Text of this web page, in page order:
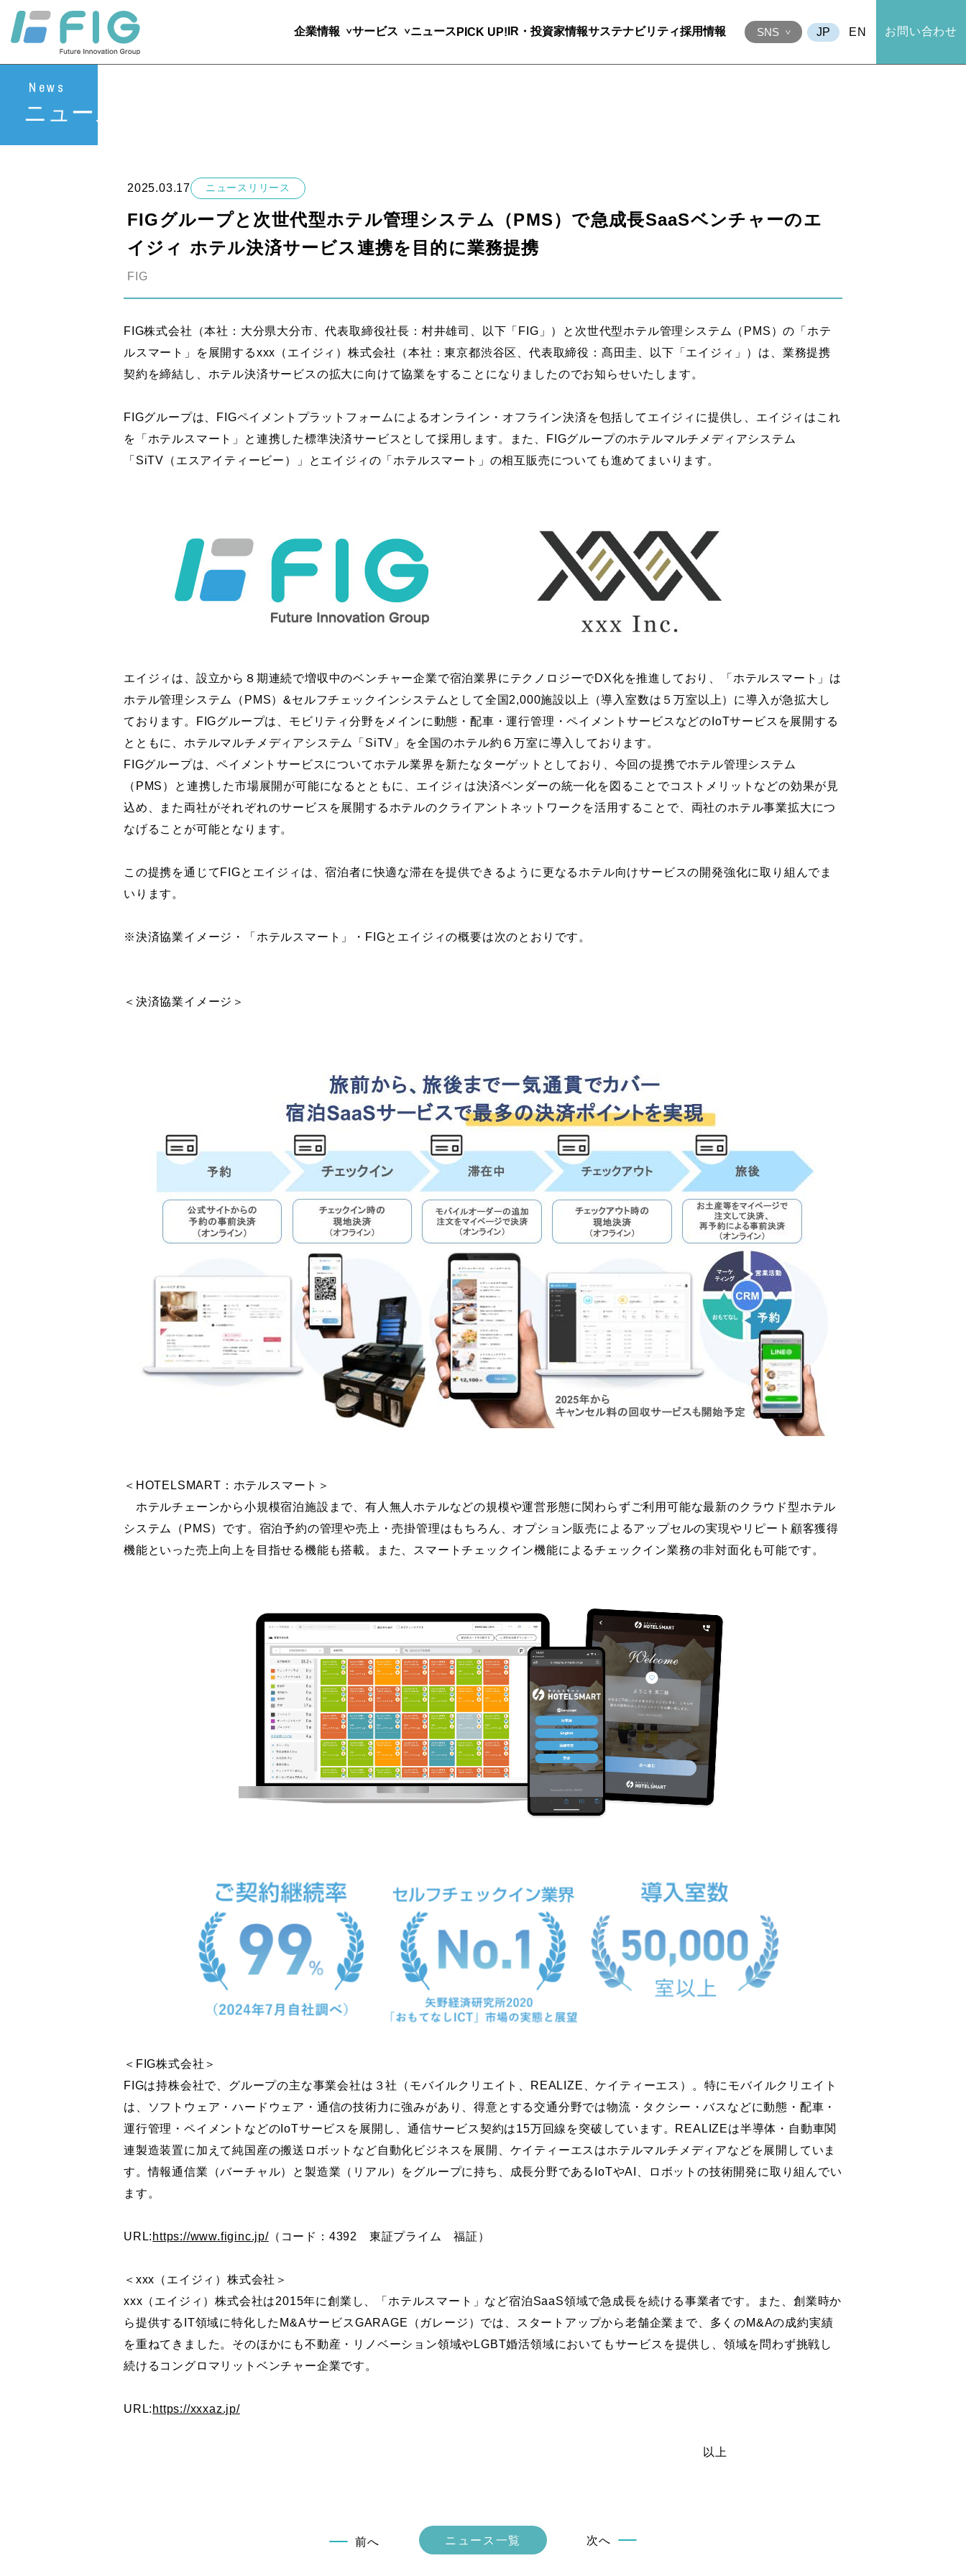
SNS EN お問い合わせ
企業情報 サービス ニュース PICK UP! IR・投資家情報サステナビリティ採用情報
News
ニュース
2025.03.17 ニュースリリース
FIGグループと次世代型ホテル管理システム（PMS）で急成長SaaSベンチャーのエ
イジィ ホテル決済サービス連携を目的に業務提携
FIG
FIG株式会社（本社：大分県大分市、代表取締役社長：村井雄司、以下「FIG」）と次世代型ホテル管理システム（PMS）の「ホテ
ルスマート」を展開するxxx（エイジィ）株式会社（本社：東京都渋谷区、代表取締役：髙田圭、以下「エイジィ」）は、業務提携
契約を締結し、ホテル決済サービスの拡大に向けて協業をすることになりましたのでお知らせいたします。
FIGグループは、FIGペイメントプラットフォームによるオンライン・オフライン決済を包括してエイジィに提供し、エイジィはこれ
を「ホテルスマート」と連携した標準決済サービスとして採用します。また、FIGグループのホテルマルチメディアシステム
「SiTV（エスアイティービー）」とエイジィの「ホテルスマート」の相互販売についても進めてまいります。
エイジィは、設立から８期連続で増収中のベンチャー企業で宿泊業界にテクノロジーでDX化を推進しており、「ホテルスマート」は
ホテル管理システム（PMS）&セルフチェックインシステムとして全国2,000施設以上（導入室数は５万室以上）に導入が急拡大し
ております。FIGグループは、モビリティ分野をメインに動態・配車・運行管理・ペイメントサービスなどのIoTサービスを展開する
とともに、ホテルマルチメディアシステム「SiTV」を全国のホテル約６万室に導入しております。
FIGグループは、ペイメントサービスについてホテル業界を新たなターゲットとしており、今回の提携でホテル管理システム
（PMS）と連携した市場展開が可能になるとともに、エイジィは決済ベンダーの統一化を図ることでコストメリットなどの効果が見
込め、また両社がそれぞれのサービスを展開するホテルのクライアントネットワークを活用することで、両社のホテル事業拡大につ
なげることが可能となります。
この提携を通じてFIGとエイジィは、宿泊者に快適な滞在を提供できるように更なるホテル向けサービスの開発強化に取り組んでま
いります。
※決済協業イメージ・「ホテルスマート」・FIGとエイジィの概要は次のとおりです。
＜決済協業イメージ＞
＜HOTELSMART：ホテルスマート＞
ホテルチェーンから小規模宿泊施設まで、有人無人ホテルなどの規模や運営形態に関わらずご利用可能な最新のクラウド型ホテル
システム（PMS）です。宿泊予約の管理や売上・売掛管理はもちろん、オプション販売によるアップセルの実現やリピート顧客獲得
機能といった売上向上を目指せる機能も搭載。また、スマートチェックイン機能によるチェックイン業務の非対面化も可能です。
＜FIG株式会社＞
FIGは持株会社で、グループの主な事業会社は３社（モバイルクリエイト、REALIZE、ケイティーエス）。特にモバイルクリエイト
は、ソフトウェア・ハードウェア・通信の技術力に強みがあり、得意とする交通分野では物流・タクシー・バスなどに動態・配車・
運行管理・ペイメントなどのIoTサービスを展開し、通信サービス契約は15万回線を突破しています。REALIZEは半導体・自動車関
連製造装置に加えて純国産の搬送ロボットなど自動化ビジネスを展開、ケイティーエスはホテルマルチメディアなどを展開していま
す。情報通信業（バーチャル）と製造業（リアル）をグループに持ち、成長分野であるIoTやAI、ロボットの技術開発に取り組んでい
ます。
URL: https://www.figinc.jp/（コード：4392 東証プライム 福証）
＜xxx（エイジィ）株式会社＞
xxx（エイジィ）株式会社は2015年に創業し、「ホテルスマート」など宿泊SaaS領域で急成長を続ける事業者です。また、創業時か
ら提供するIT領域に特化したM&AサービスGARAGE（ガレージ）では、スタートアップから老舗企業まで、多くのM&Aの成約実績
を重ねてきました。そのほかにも不動産・リノベーション領域やLGBT婚活領域においてもサービスを提供し、領域を問わず挑戦し
続けるコングロマリットベンチャー企業です。
URL: https://xxxaz.jp/
以上
前へ ニュース一覧 次へ